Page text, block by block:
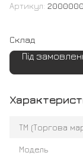
Артикул:
Склад
Під
ТМ (Торгова
Модель